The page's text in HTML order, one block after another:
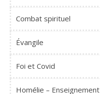
Combat spirituel
Évangile
Foi et Covid
Homélie – Enseignement